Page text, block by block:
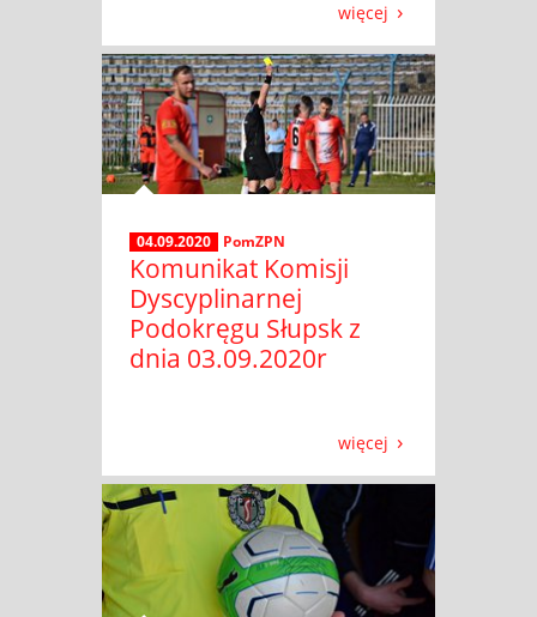
więcej
04.09.2020 PomZPN
Komunikat Komisji
Dyscyplinarnej
Podokręgu Słupsk z
dnia 03.09.2020r
więcej